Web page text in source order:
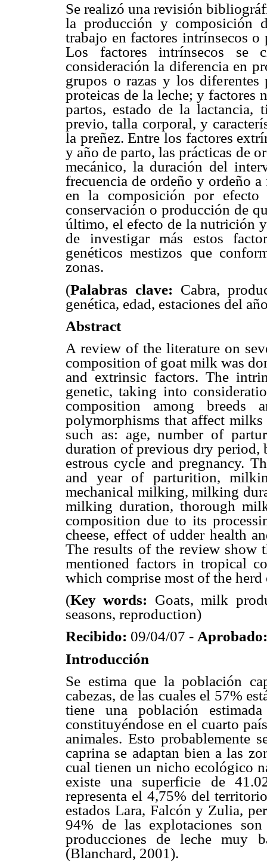
Se realizó una revisión
la producción y composición
trabajo en factores intrínsecos
Los factores intrínsecos se
consideración la diferencia en
grupos o razas y los diferentes
proteicas de la leche; y factores
partos, estado de la lactancia,
previo, talla corporal, y
la preñez. Entre los factores
y año de parto, las prácticas de
mecánico, la duración del
frecuencia de ordeño y ordeño
en la composición por
conservación o producción de
último, el efecto de la nutrición
de investigar más estos
genéticos mestizos que
zonas.
(Palabras clave: Cabra,
genética, edad, estaciones del
Abstract
A review of the literature on
composition of goat milk was
and extrinsic factors. The
genetic, taking into
composition among
polymorphisms that affect
such as: age, number of
duration of previous dry period,
estrous cycle and pregnancy.
and year of parturition,
mechanical milking, milking
milking duration, thorough
composition due to its
cheese, effect of udder health
The results of the review show
mentioned factors in tropical
which comprise most of the herd
(Key words: Goats, milk
seasons, reproduction)
Recibido: 09/04/07 - Aprobado:
Introducción
Se estima que la población
cabezas, de las cuales el 57%
tiene una población
constituyéndose en el cuarto
animales. Esto probablemente
caprina se adaptan bien a las
cual tienen un nicho ecológico
existe una superficie de
representa el 4,75% del
estados Lara, Falcón y Zulia,
94% de las explotaciones
producciones de leche muy
(Blanchard, 2001).